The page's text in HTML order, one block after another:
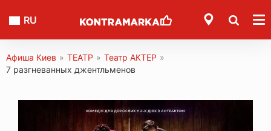
RU
Афиша Киев » ТЕАТР » Театр АКТЕР »
7 разгневанных джентльменов